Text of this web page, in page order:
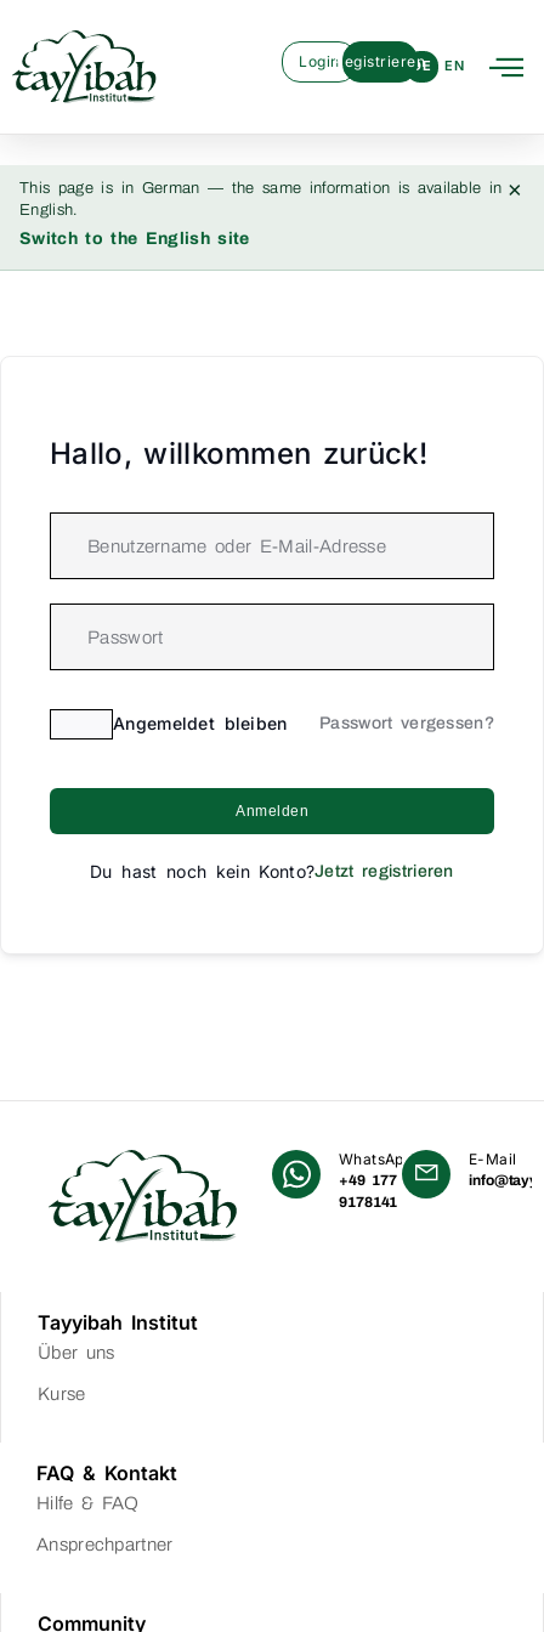
DE EN
LoginRegistrieren
This page is in German — the same information is available in
English.
Switch to the English site
×
Hallo, willkommen zurück!
Angemeldet bleiben Passwort vergessen?
Anmelden
Du hast noch kein Konto?Jetzt registrieren
WhatsApp
+49 177
9178141
E-Mail
Tayyibah Institut
Über uns
Kurse
FAQ & Kontakt
Hilfe & FAQ
Ansprechpartner
Community